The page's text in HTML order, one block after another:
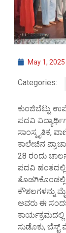
May 1, 2025
Categories:
ಕುಂಜಿಬೆಟ್ಟು
ಪದವಿ
ಸಾಂಸ್ಕೃತಿಕ,
ಕಾಲೇಜಿನ
28 ರಂದು
ಪದವಿ ಹಂತದಲ್ಲಿ
ಕೌಶಲಗಳನ್ನು
ಅವರು ಈ
ಕಾರ್ಯಕ್ರಮದಲ್ಲಿ
ಸುಡೊಕು, ಬೆಸ್ಟ್